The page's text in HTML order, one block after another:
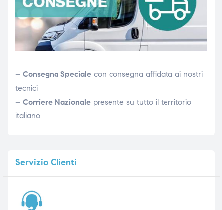
– Consegna Specialecon consegna affidata ai nostri
tecnici
– Corriere Nazionalepresente su tutto il territorio
italiano
ServizioClienti